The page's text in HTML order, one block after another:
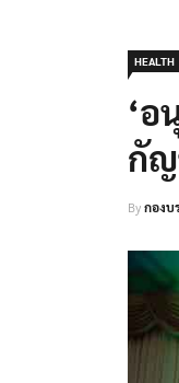
HEALTH
‘อ
กัญ
Byกองบ